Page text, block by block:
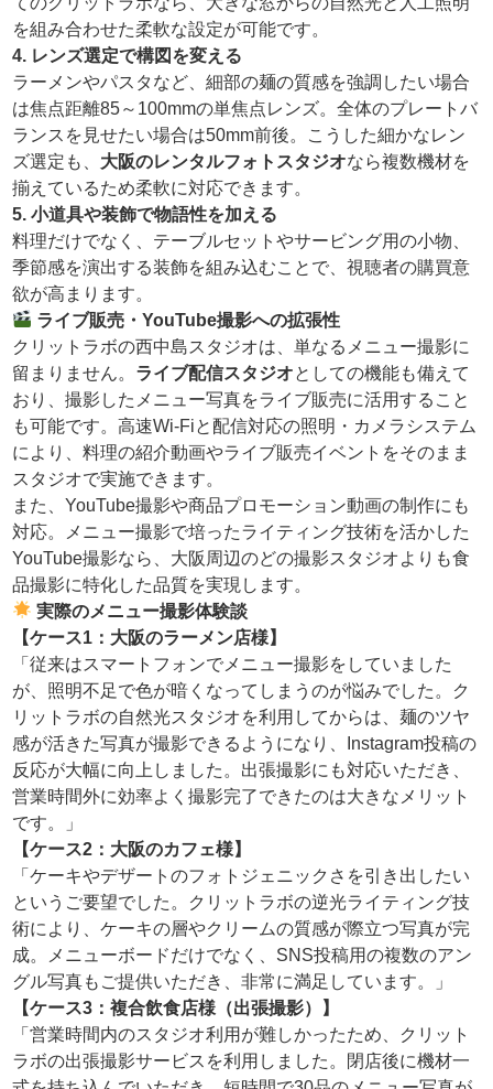
を組み合わせた柔軟な設定が可能です。
4. レンズ選定で構図を変える
ラーメンやパスタなど、細部の麺の質感を強調したい場合
は焦点距離85～100mmの単焦点レンズ。全体のプレートバ
ランスを見せたい場合は50mm前後。こうした細かなレン
ズ選定も、 大阪のレンタルフォトスタジオなら複数機材を
揃えているため柔軟に対応できます。
5. 小道具や装飾で物語性を加える
料理だけでなく、テーブルセットやサービング用の小物、
季節感を演出する装飾を組み込むことで、視聴者の購買意
欲が高まります。
ライブ販売・YouTube撮影への拡張性
クリットラボの西中島スタジオは、単なるメニュー撮影に
留まりません。 ライブ配信スタジオとしての機能も備えて
おり、撮影したメニュー写真をライブ販売に活用すること
も可能です。高速Wi-Fiと配信対応の照明・カメラシステム
により、料理の紹介動画やライブ販売イベントをそのまま
スタジオで実施できます。
また、YouTube撮影や商品プロモーション動画の制作にも
対応。メニュー撮影で培ったライティング技術を活かした
YouTube撮影なら、大阪周辺のどの撮影スタジオよりも食
品撮影に特化した品質を実現します。
実際のメニュー撮影体験談
【ケース1：大阪のラーメン店様】
「従来はスマートフォンでメニュー撮影をしていました
が、照明不足で色が暗くなってしまうのが悩みでした。ク
リットラボの自然光スタジオを利用してからは、麺のツヤ
感が活きた写真が撮影できるようになり、Instagram投稿の
反応が大幅に向上しました。出張撮影にも対応いただき、
営業時間外に効率よく撮影完了できたのは大きなメリット
です。」
【ケース2：大阪のカフェ様】
「ケーキやデザートのフォトジェニックさを引き出したい
というご要望でした。クリットラボの逆光ライティング技
術により、ケーキの層やクリームの質感が際立つ写真が完
成。メニューボードだけでなく、SNS投稿用の複数のアン
グル写真もご提供いただき、非常に満足しています。」
【ケース3：複合飲食店様（出張撮影）】
「営業時間内のスタジオ利用が難しかったため、クリット
ラボの出張撮影サービスを利用しました。閉店後に機材一